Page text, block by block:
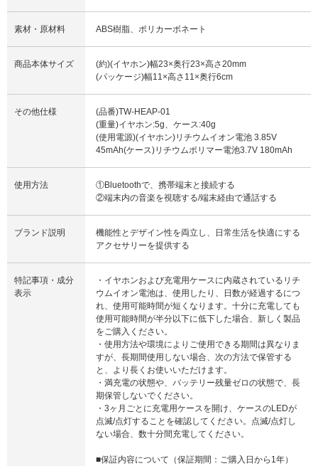
素材・原材料 ABS樹脂、ポリカーボネート
商品本体サイズ
(約)(イヤホン)幅23×奥行23×高さ20mm
(パッケージ)幅11×高さ11×奥行6cm
その他仕様
(品番)TW-HEAP-01
(重量)イヤホン:5g、ケース:40g
(使用電源)(イヤホン)リチウムイオン電池 3.85V
45mAh(ケース)リチウムポリマー電池3.7V 180mAh
使用方法
①Bluetoothで、携帯端末と接続する
②端末内の音楽を視聴する/端末経由で通話する
ブランド説明
機能性とデザイン性を両立し、日常生活を快適にする
アクセサリーを提供する
特記事項・成分
表示
・イヤホンおよび充電用ケースに内蔵されているリチ
ウムイオン電池は、使用したり、日数が経過するにつ
れ、使用可能時間が短くなります。十分に充電しても
使用可能時間が半分以下に低下した場合、新しく製品
をご購入ください。
・使用方法や環境によりご使用できる期間は異なりま
すが、長期間使用しない場合、次の方法で保管する
と、より長くお使いいただけます。
・満充電の状態や、バッテリー残量ゼロの状態で、長
期保管しないでください。
・3ヶ月ごとに充電用ケースを開け、ケースのLEDが
点滅/点灯することを確認してください。点滅/点灯し
ない場合、数十分間充電してください。
■保証内容について（保証期間：ご購入日から1年）